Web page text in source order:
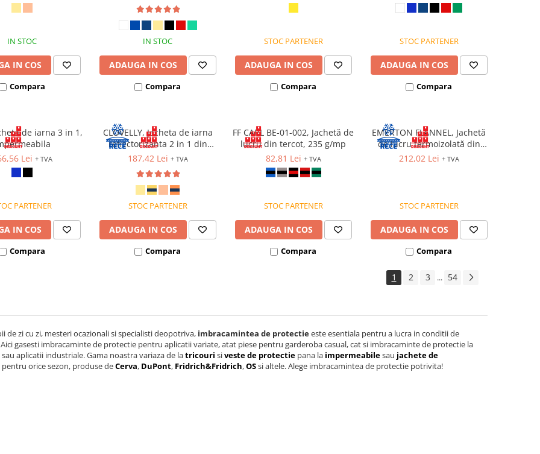
IN STOC
IN COS
Compara
IN STOC
ADAUGA IN COS
Compara
STOC PARTENER
ADAUGA IN COS
Compara
STOC PARTENER
ADAUGA IN COS
Compara
de iarna 3 in 1,
Lei + TVA
PARTENER
IN COS
Compara
CLOVELLY, Jacheta de iarna
reflectorizanta 2 in 1 din
poliester 300D Oxford si PU
187,42 Lei + TVA
STOC PARTENER
ADAUGA IN COS
Compara
FF CARL BE-01-002, Jachetă de
lucru din tercot, 235 g/mp
82,81 Lei + TVA
STOC PARTENER
ADAUGA IN COS
Compara
EMERTON FLANNEL, Jachetă
de lucru termoizolată din
bumbac si poliester, 270 g/mp
212,02 Lei + TVA
STOC PARTENER
ADAUGA IN COS
Compara
1 2 3 ... 54
de zi cu zi, mesteri ocazionali si specialisti deopotriva, imbracamintea de protectieeste esentiala pentru a lucra in conditii de
gasesti imbracaminte de protectie pentru aplicatii variate, atat piese pentru garderoba casual, cat si imbracaminte de protectie la
aplicatii industriale. Gama noastra variaza de latricouri siveste de protectie pana la impermeabilesau jachete de
pentru orice sezon, produse deCerva, DuPont, Fridrich&Fridrich,OSsi altele. Alege imbracamintea de protectie potrivita!